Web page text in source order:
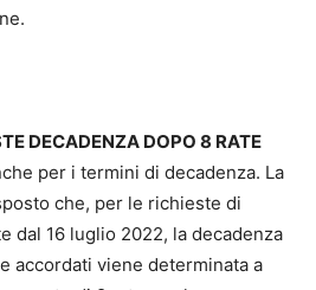
DECADENZA DOPO 8 RATE
per i termini di decadenza. La
che, per le richieste di
dal 16 luglio 2022, la decadenza
accordati viene determinata a